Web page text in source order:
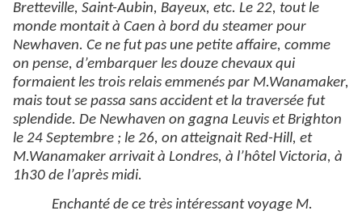
Bretteville, Saint-Aubin, Bayeux, etc. Le 22, tout le
monde montait à Caen à bord du steamer pour
Newhaven. Ce ne fut pas une petite affaire, comme
on pense, d’embarquer les douze chevaux qui
formaient les trois relais emmenés par M.Wanamaker,
mais tout se passa sans accident et la traversée fut
splendide. De Newhaven on gagna Leuvis et Brighton
le 24 Septembre ; le 26, on atteignait Red-Hill, et
M.Wanamaker arrivait à Londres, à l’hôtel Victoria, à
1h30 de l’après midi.
Enchanté de ce très intéressant voyage M.